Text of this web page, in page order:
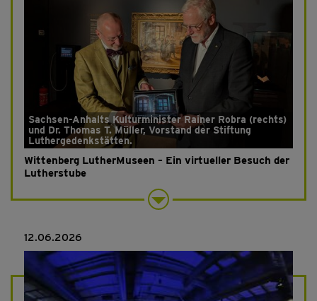
Sachsen-Anhalts Kulturminister Rainer Robra (rechts)
und Dr. Thomas T. Müller, Vorstand der Stiftung
Luthergedenkstätten.
Wittenberg LutherMuseen – Ein virtueller Besuch der
Lutherstube
12.06.2026